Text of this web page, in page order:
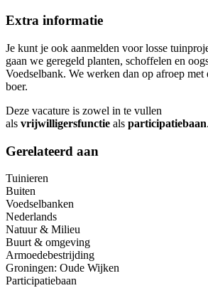
Extra informatie
Je kunt je ook aanmelden voor losse
gaan we geregeld planten, schoffelen en
Voedselbank. We werken dan op afroep
boer.
Deze vacature is zowel in te vullen
als vrijwilligersfunctie als participatiebaan.
Gerelateerd aan
Tuinieren
Buiten
Voedselbanken
Nederlands
Natuur & Milieu
Buurt & omgeving
Armoedebestrijding
Groningen: Oude Wijken
Participatiebaan